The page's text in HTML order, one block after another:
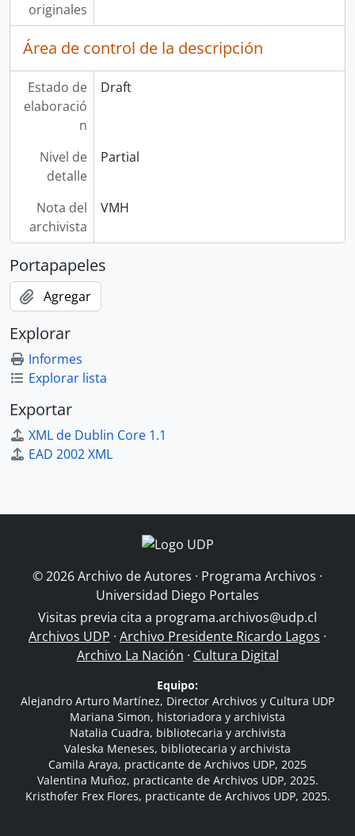
originales
Área de control de la descripción
Estado de
elaboració
n
Draft
Nivel de
detalle
Partial
Nota del
archivista
VMH
Portapapeles
Agregar
Explorar
Informes
Explorar lista
Exportar
XML de Dublin Core 1.1
EAD 2002 XML
© 2026 Archivo de Autores · Programa Archivos ·
Universidad Diego Portales
Visitas previa cita a programa.archivos@udp.cl
Archivos UDP · Archivo Presidente Ricardo Lagos ·
Archivo La Nación · Cultura Digital
Equipo:
Alejandro Arturo Martínez, Director Archivos y Cultura UDP
Mariana Simon, historiadora y archivista
Natalia Cuadra, bibliotecaria y archivista
Valeska Meneses, bibliotecaria y archivista
Camila Araya, practicante de Archivos UDP, 2025
Valentina Muñoz, practicante de Archivos UDP, 2025.
Kristhofer Frex Flores, practicante de Archivos UDP, 2025.